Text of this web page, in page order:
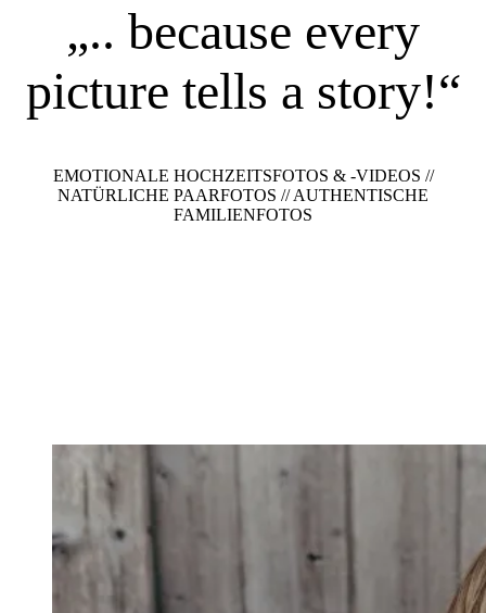
„.. because every
picture tells a story!“
EMOTIONALE HOCHZEITSFOTOS & -VIDEOS //
NATÜRLICHE PAARFOTOS // AUTHENTISCHE
FAMILIENFOTOS